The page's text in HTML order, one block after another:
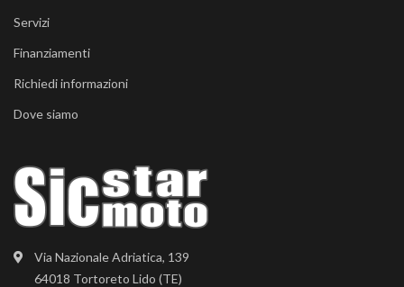
Via Nazionale Adriatica, 139
64018 Tortoreto Lido (TE)
Servizi
Finanziamenti
Richiedi informazioni
Dove siamo